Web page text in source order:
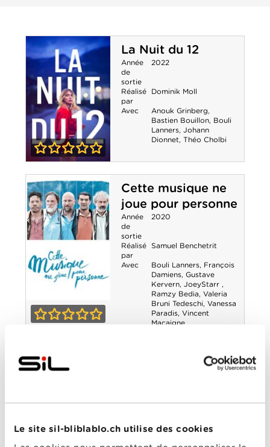
Le site sil-bliblablo.ch utilise des cookies
La Nuit du 12
La Nuit du 12
Année
de
sortie
2022
Réalisé
par
Dominik Moll
Avec Anouk Grinberg,
Bastien Bouillon, Bouli
Lanners, Johann
Dionnet, Théo Cholbi
Cette musique ne
joue pour personne
Cette musique
Année
de
sortie
2020
Réalisé
par
Samuel Benchetrit
Avec Bouli Lanners, François
Damiens, Gustave
Kervern, JoeyStarr ,
Ramzy Bedia, Valeria
Bruni Tedeschi, Vanessa
Paradis, Vincent
Macaigne
Avril et le monde
sortie
Avec
Anne Coesens,Benoît